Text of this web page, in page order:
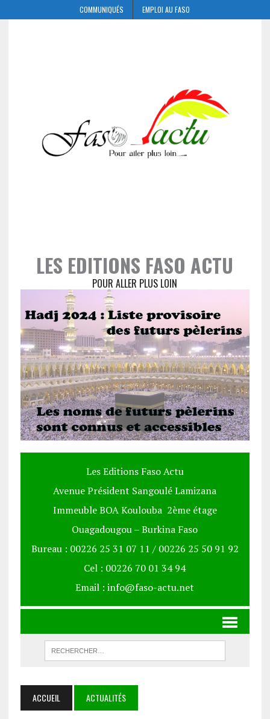
COMMUNIQUÉS EMPLOI AU FASO
LES EDITIONS FASO ACTU
POUR ALLER PLUS LOIN
Les Editions Faso Actu
Avenue Président Sangoulé Lamizana
Immeuble BOA Koulouba 2ème étage
Ouagadougou – Burkina Faso
Bureau : 00226 25 31 07 11 / 00226 25 50 91 92
Cel : 00226 70 01 34 94
Email : info@faso-actu.net
ACCUEIL ACTUALITÉS